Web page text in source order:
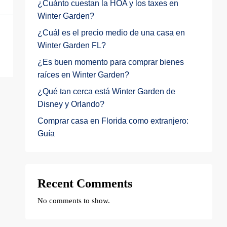
¿Cuánto cuestan la HOA y los taxes en
Winter Garden?
¿Cuál es el precio medio de una casa en
Winter Garden FL?
¿Es buen momento para comprar bienes
raíces en Winter Garden?
¿Qué tan cerca está Winter Garden de
Disney y Orlando?
Comprar casa en Florida como extranjero:
Guía
Recent Comments
No comments to show.